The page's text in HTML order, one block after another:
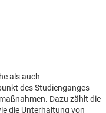
als auch
des Studienganges
Dazu zählt die
die Unterhaltung von